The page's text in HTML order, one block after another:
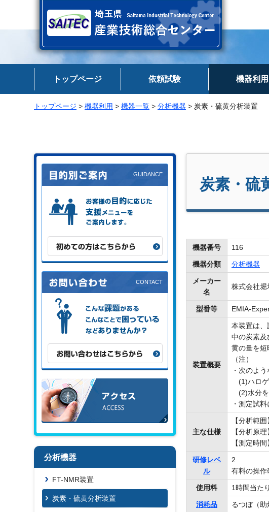
トップページ 依頼試験 機器利用
トップページ > 機器利用 > 機器一覧 > 分析機器 > 炭素・硫黄分析装置
お客様の目的に応じた支援メニュー
をご案内します。
初めての方はこちらから
こんな課題がある、こんなことで困
っている、などありませんか？
お問い合わせはこちらから
アクセス
分析機器
FT-NMR装置
炭素・硫黄分析装置
炭素・硫
機器番号 116
機器分類 分析機器
メーカー
名
株式会社堀
型番等 EMIA-
装置概要
本装置は、
中の炭素及
黄の量を短
（注）
・次のよ
(1)ハロ
(2)水分
・測定試
主な仕様
【分析範
【分析原
【測定時
研修レベ
ル
2
有料の操作
使用料 1時間当た
消耗品 るつぼ（